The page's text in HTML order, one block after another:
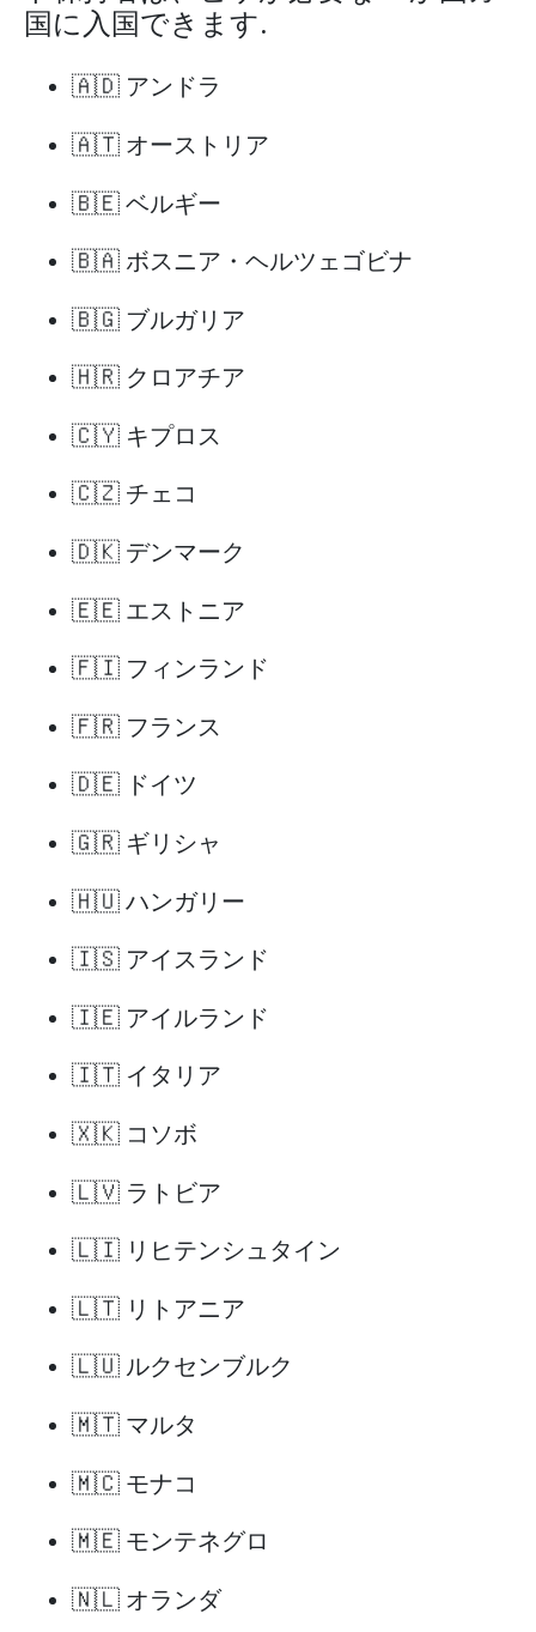
国に入国できます.
🇦🇩 アンドラ
🇦🇹 オーストリア
🇧🇪 ベルギー
🇧🇦 ボスニア・ヘルツェゴビナ
🇧🇬 ブルガリア
🇭🇷 クロアチア
🇨🇾 キプロス
🇨🇿 チェコ
🇩🇰 デンマーク
🇪🇪 エストニア
🇫🇮 フィンランド
🇫🇷 フランス
🇩🇪 ドイツ
🇬🇷 ギリシャ
🇭🇺 ハンガリー
🇮🇸 アイスランド
🇮🇪 アイルランド
🇮🇹 イタリア
🇽🇰 コソボ
🇱🇻 ラトビア
🇱🇮 リヒテンシュタイン
🇱🇹 リトアニア
🇱🇺 ルクセンブルク
🇲🇹 マルタ
🇲🇨 モナコ
🇲🇪 モンテネグロ
🇳🇱 オランダ